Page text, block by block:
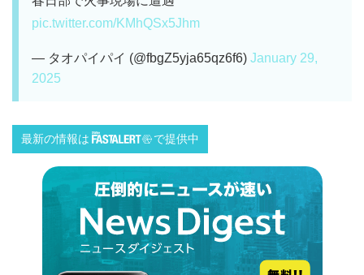
pic.twitter.com/KMhQSx5Jhm
— タオパイパイ (@fbgZ5yja65qz6f6) January 29,
2025
最新の情報は で提供中